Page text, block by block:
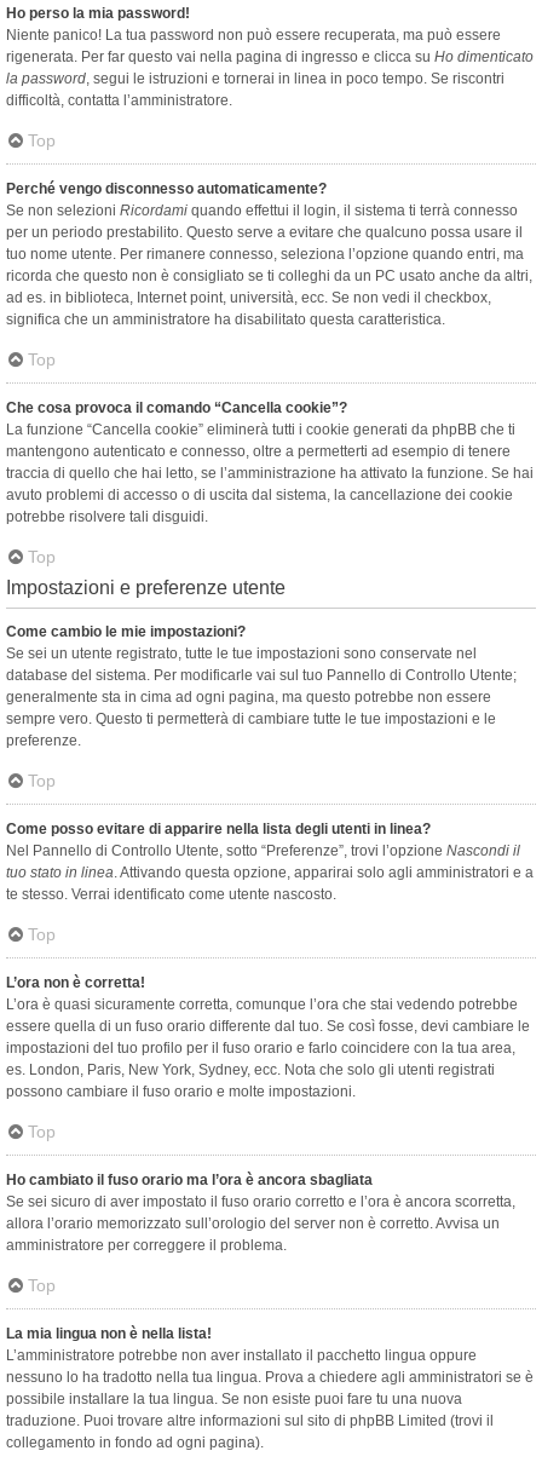
Ho perso la mia password!
Niente panico! La tua password non può essere recuperata, ma può essere
rigenerata. Per far questo vai nella pagina di ingresso e clicca su Ho dimenticato
la password, segui le istruzioni e tornerai in linea in poco tempo. Se riscontri
difficoltà, contatta l’amministratore.
Top
Perché vengo disconnesso automaticamente?
Se non selezioni Ricordami quando effettui il login, il sistema ti terrà connesso
per un periodo prestabilito. Questo serve a evitare che qualcuno possa usare il
tuo nome utente. Per rimanere connesso, seleziona l’opzione quando entri, ma
ricorda che questo non è consigliato se ti colleghi da un PC usato anche da altri,
ad es. in biblioteca, Internet point, università, ecc. Se non vedi il checkbox,
significa che un amministratore ha disabilitato questa caratteristica.
Top
Che cosa provoca il comando “Cancella cookie”?
La funzione “Cancella cookie” eliminerà tutti i cookie generati da phpBB che ti
mantengono autenticato e connesso, oltre a permetterti ad esempio di tenere
traccia di quello che hai letto, se l’amministrazione ha attivato la funzione. Se hai
avuto problemi di accesso o di uscita dal sistema, la cancellazione dei cookie
potrebbe risolvere tali disguidi.
Top
Impostazioni e preferenze utente
Come cambio le mie impostazioni?
Se sei un utente registrato, tutte le tue impostazioni sono conservate nel
database del sistema. Per modificarle vai sul tuo Pannello di Controllo Utente;
generalmente sta in cima ad ogni pagina, ma questo potrebbe non essere
sempre vero. Questo ti permetterà di cambiare tutte le tue impostazioni e le
preferenze.
Top
Come posso evitare di apparire nella lista degli utenti in linea?
Nel Pannello di Controllo Utente, sotto “Preferenze”, trovi l’opzione Nascondi il
tuo stato in linea. Attivando questa opzione, apparirai solo agli amministratori e a
te stesso. Verrai identificato come utente nascosto.
Top
L’ora non è corretta!
L’ora è quasi sicuramente corretta, comunque l’ora che stai vedendo potrebbe
essere quella di un fuso orario differente dal tuo. Se così fosse, devi cambiare le
impostazioni del tuo profilo per il fuso orario e farlo coincidere con la tua area,
es. London, Paris, New York, Sydney, ecc. Nota che solo gli utenti registrati
possono cambiare il fuso orario e molte impostazioni.
Top
Ho cambiato il fuso orario ma l’ora è ancora sbagliata
Se sei sicuro di aver impostato il fuso orario corretto e l’ora è ancora scorretta,
allora l’orario memorizzato sull’orologio del server non è corretto. Avvisa un
amministratore per correggere il problema.
Top
La mia lingua non è nella lista!
L’amministratore potrebbe non aver installato il pacchetto lingua oppure
nessuno lo ha tradotto nella tua lingua. Prova a chiedere agli amministratori se è
possibile installare la tua lingua. Se non esiste puoi fare tu una nuova
traduzione. Puoi trovare altre informazioni sul sito di phpBB Limited (trovi il
collegamento in fondo ad ogni pagina).